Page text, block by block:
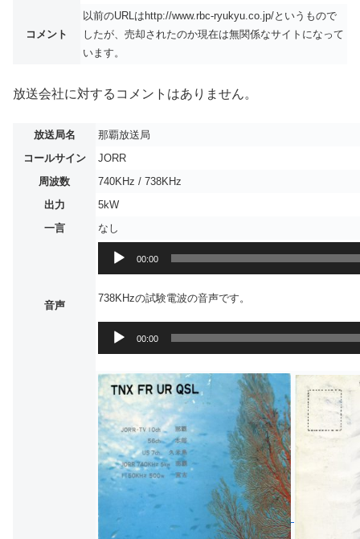
コメント
以前のURLはhttp://www.rbc-ryukyu.co.jp/というもので
したが、売却されたのか現在は無関係なサイトになって
います。
放送会社に対するコメントはありません。
放送局名
那覇放送局
コールサイン
JORR
周波数
740KHz / 738KHz
出力
5kW
一言
なし
音声
ー
00:00
738KHzの試験電波の音声です。
レ
ー
ヤ
ー
00:00